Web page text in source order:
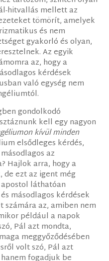
hitvallás mellett az
tömörít, amelyek
és nem
gyakorló és olyan,
Az egyik
az, hogy a
kérdések
való egység nem
gondolkodó
kell egy nagyon
kívül minden
elsődleges kérdés,
az
Hajlok arra, hogy a
de ezt az igent még
láthatóan
másodlagos kérdések
az, amiben nem
például a napok
Pál azt mondta,
meggyőződésében
volt szó, Pál azt